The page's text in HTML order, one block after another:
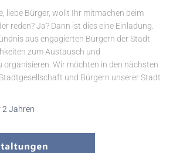
liebe Bürger, wollt Ihr mitmachen beim
reden? Ja? Dann ist dies eine Einladung.
aus engagierten Bürgern der Stadt
zum Austausch und
organisieren. Wir möchten in den nächsten
und Bürgern unserer Stadt
2 Jahren